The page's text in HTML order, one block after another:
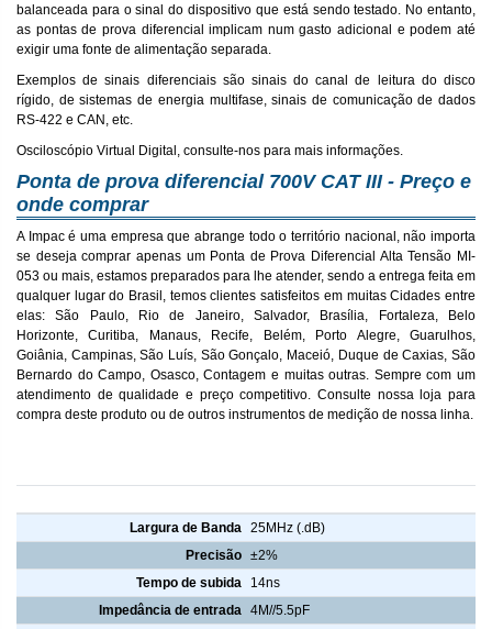
balanceada para o sinal do dispositivo que está sendo testado. No entanto,
as pontas de prova diferencial implicam num gasto adicional e podem até
exigir uma fonte de alimentação separada.
Exemplos de sinais diferenciais são sinais do canal de leitura do disco
rígido, de sistemas de energia multifase, sinais de comunicação de dados
RS-422 e CAN, etc.
Osciloscópio Virtual Digital, consulte-nos para mais informações.
Ponta de prova diferencial 700V CAT III - Preço e
onde comprar
A Impac é uma empresa que abrange todo o território nacional, não importa
se deseja comprar apenas um Ponta de Prova Diferencial Alta Tensão MI-
053 ou mais, estamos preparados para lhe atender, sendo a entrega feita em
qualquer lugar do Brasil, temos clientes satisfeitos em muitas Cidades entre
elas: São Paulo, Rio de Janeiro, Salvador, Brasília, Fortaleza, Belo
Horizonte, Curitiba, Manaus, Recife, Belém, Porto Alegre, Guarulhos,
Goiânia, Campinas, São Luís, São Gonçalo, Maceió, Duque de Caxias, São
Bernardo do Campo, Osasco, Contagem e muitas outras. Sempre com um
atendimento de qualidade e preço competitivo. Consulte nossa loja para
compra deste produto ou de outros instrumentos de medição de nossa linha.
Largura de Banda 25MHz (.dB)
Precisão ±2%
Tempo de subida
14ns
Impedância de entrada 4M//5.5pF